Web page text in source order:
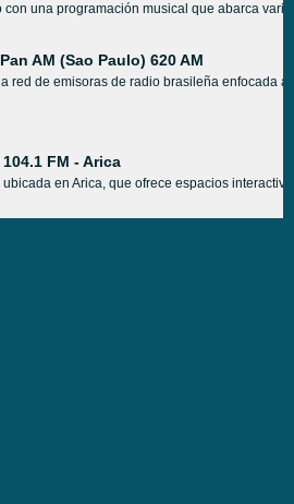
con una programación musical que abarca
AM (Sao Paulo) 620 AM
red de emisoras de radio brasileña enfocada
FM - Arica
ubicada en Arica, que ofrece espacios